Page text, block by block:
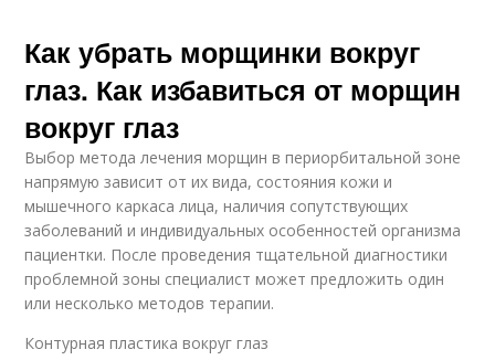
Как убрать морщинки вокруг
глаз. Как избавиться от морщин
вокруг глаз
Выбор метода лечения морщин в периорбитальной зоне
напрямую зависит от их вида, состояния кожи и
мышечного каркаса лица, наличия сопутствующих
заболеваний и индивидуальных особенностей организма
пациентки. После проведения тщательной диагностики
проблемной зоны специалист может предложить один
или несколько методов терапии.
Контурная пластика вокруг глаз